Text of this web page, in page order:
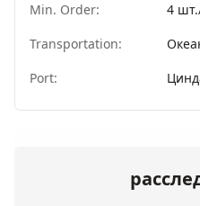
Min. Order:
4
Transportation:
Port: